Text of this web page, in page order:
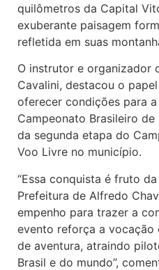
quilômetros da Capital
exuberante paisagem
refletida em suas
O instrutor e organizador
Cavalini, destacou o
oferecer condições para
Campeonato Brasileiro
da segunda etapa do
Voo Livre no município.
“Essa conquista é fruto
Prefeitura de Alfredo
empenho para trazer a
evento reforça a vocação
de aventura, atraindo
Brasil e do mundo”,